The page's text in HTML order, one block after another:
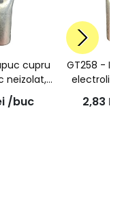
cupru
neizolat,
M8,
16mmp
/buc
GT258 -
pentru fir
2,83